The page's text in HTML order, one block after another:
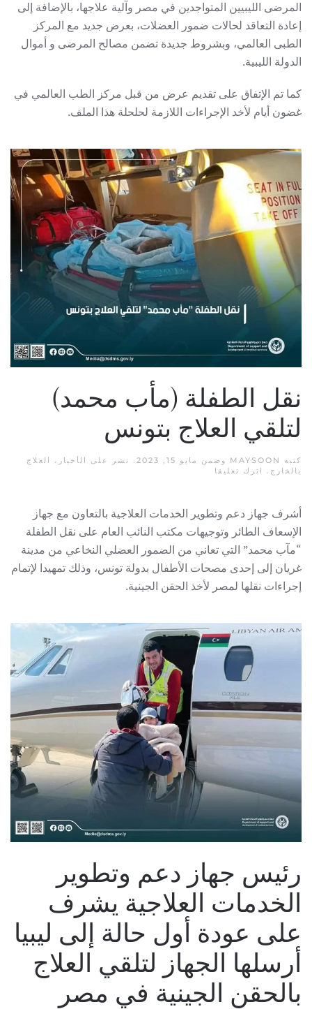
المرضى الليبيين المتواجدين في مصر وآلية علاجها، بالإضافة إلى
إعادة التعاقد لحالات ضمور العضلات، بعرض جديد مع المركز
الطبى العالمي، وبشروط جديدة تضمن مصالح المرضى و أموال
الدولة الليبية.
كما تم الإتفاق على تقديم عرض من قبل مركز الطب العالمي في
غضون أيام لأخد الإجراءات اللازمة لحلحلة هذا الملف.
نقل الطفلة (مأب محمد)
لتلقي العلاج بتونس
كتبه MAYSOON وضمن مايو 15, 2023 . نشر على الأخبار ،
العلاج
بالخارج . اترك تعليقا
أشرف جهاز دعم وتطوير الخدمات العلاجية بالتعاون مع جهاز
الإسعاف الطائر وتوجيهات مكتب النائب العام على نقل الطفلة
“مآب محمد” التي تعاني من الضمور العضلي النخاعي من مدينة
غريان إلى إحدى مصحات الأطفال بدولة تونس، وذلك تمهيدا لإتمام
إجراءات نقلها لمصر لأخذ الحقن الجينية.
رئيس جهاز دعم وتطوير
الخدمات العلاجية يشرف
على عودة أول حالة إلى ليبيا
أرسلها الجهاز لتلقي العلاج
بالحقن الجينية في مصر